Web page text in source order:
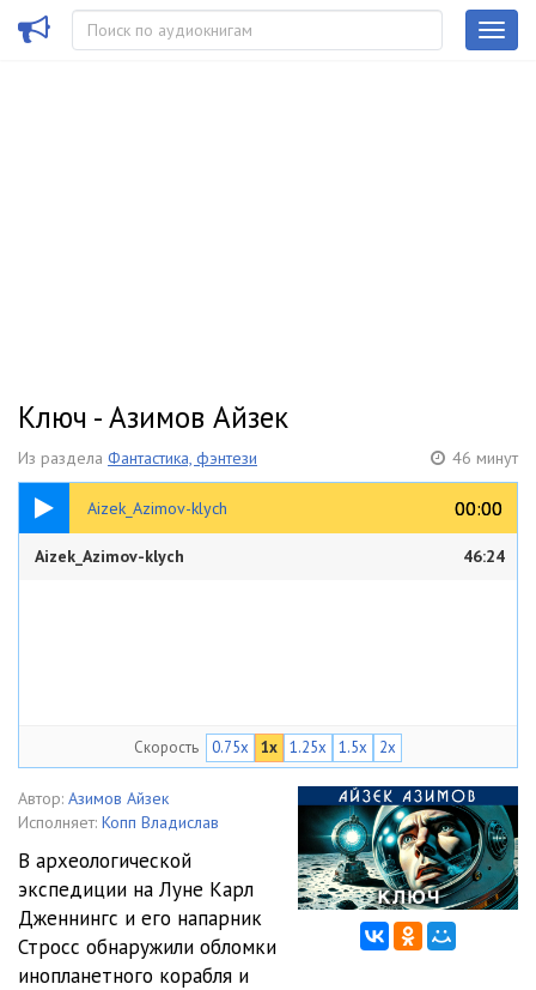
Ключ - Азимов Айзек
Из раздела Фантастика, фэнтези 46 минут
Aizek_Azimov-klych 00:00
00:00
46:24
Aizek_Azimov-klych 46:24
Скорость 0.75x 1x 1.25x 1.5x 2x
Автор: Азимов Айзек
Исполняет: Копп Владислав
В археологической
экспедиции на Луне Карл
Дженнингс и его напарник
Стросс обнаружили обломки
инопланетного корабля и